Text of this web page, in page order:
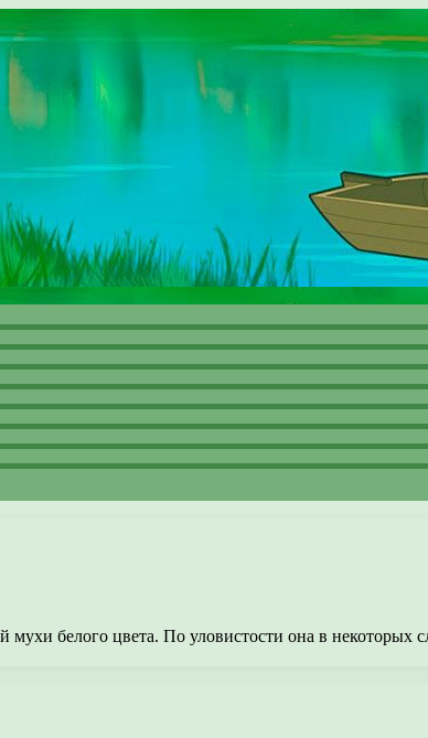
белого цвета. По уловистости она в некоторых